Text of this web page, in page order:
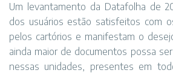
Um levantamento da Datafolha de
dos usuários estão satisfeitos com
pelos cartórios e manifestam o
ainda maior de documentos possa
nessas unidades, presentes em